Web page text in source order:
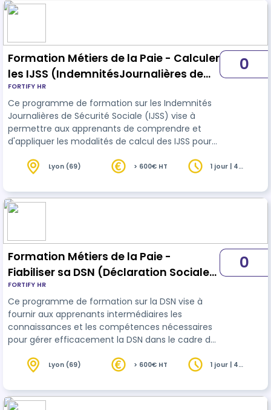
Formation Métiers de la Paie - Calculer
les IJSS (IndemnitésJournalières de
Sécurité Sociale) (0,5J)
FORTIFY HR
Ce programme de formation sur les Indemnités
Journalières de Sécurité Sociale (IJSS) vise à
permettre aux apprenants de comprendre et
d'appliquer les modalités de calcul des IJSS pour
maternité et de prévoyance. Les participants
des critères de calcul, suivie d'exercices
interactifs et de cas pratiques pour consolider
0
Lyon (69) > 600€ HT
1 jour | 4
Formation Métiers de la Paie -
Fiabiliser sa DSN (Déclaration Sociale
Nominative) (0,5J)
FORTIFY HR
Ce programme de formation sur la DSN vise à
fournir aux apprenants intermédiaires les
connaissances et les compétences nécessaires
pour gérer efficacement la DSN dans le cadre de
combinaison d'exercices pratiques, de
participants de consolider leurs acquis et de
poser des questions spécifiques pour une
0
Lyon (69) > 600€ HT
1 jour | 4